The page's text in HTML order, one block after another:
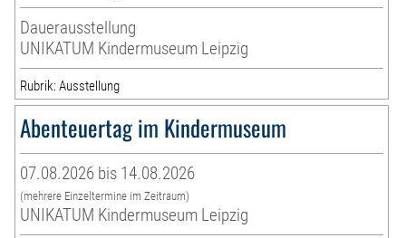
Dauerausstellung
UNIKATUM Kindermuseum Leipzig
Rubrik: Ausstellung
Abenteuertag im Kindermuseum
07.08.2026 bis 14.08.2026
(mehrere Einzeltermine im Zeitraum)
UNIKATUM Kindermuseum Leipzig